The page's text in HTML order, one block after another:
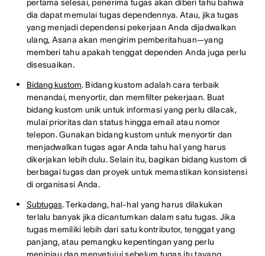
pertama selesai, penerima tugas akan diberi tahu bahwa
dia dapat memulai tugas dependennya. Atau, jika tugas
yang menjadi dependensi pekerjaan Anda dijadwalkan
ulang, Asana akan mengirim pemberitahuan—yang
memberi tahu apakah tenggat dependen Anda juga perlu
disesuaikan.
Bidang kustom. Bidang kustom adalah cara terbaik
menandai, menyortir, dan memfilter pekerjaan. Buat
bidang kustom unik untuk informasi yang perlu dilacak,
mulai prioritas dan status hingga email atau nomor
telepon. Gunakan bidang kustom untuk menyortir dan
menjadwalkan tugas agar Anda tahu hal yang harus
dikerjakan lebih dulu. Selain itu, bagikan bidang kustom di
berbagai tugas dan proyek untuk memastikan konsistensi
di organisasi Anda.
Subtugas. Terkadang, hal-hal yang harus dilakukan
terlalu banyak jika dicantumkan dalam satu tugas. Jika
tugas memiliki lebih dari satu kontributor, tenggat yang
panjang, atau pemangku kepentingan yang perlu